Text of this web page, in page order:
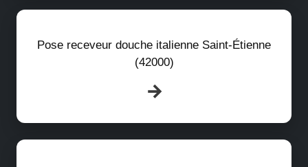
Pose receveur douche italienne Saint-Étienne
(42000)